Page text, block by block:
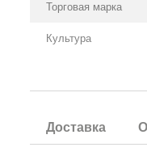
Торговая марка
Культура
Доставка